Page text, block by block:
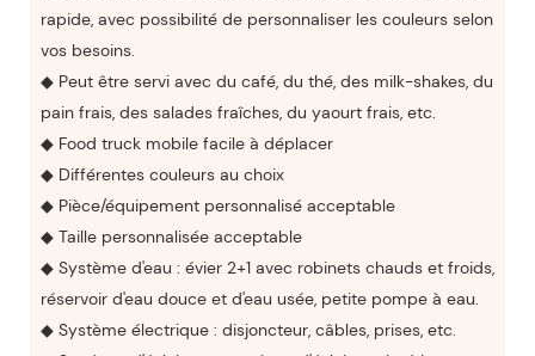
rapide, avec possibilité de personnaliser les couleurs selon
vos besoins.
◆ Peut être servi avec du café, du thé, des milk-shakes, du
pain frais, des salades fraîches, du yaourt frais, etc.
◆ Food truck mobile facile à déplacer
◆ Différentes couleurs au choix
◆ Pièce/équipement personnalisé acceptable
◆ Taille personnalisée acceptable
◆ Système d'eau : évier 2+1 avec robinets chauds et froids,
réservoir d'eau douce et d'eau usée, petite pompe à eau.
◆ Système électrique : disjoncteur, câbles, prises, etc.